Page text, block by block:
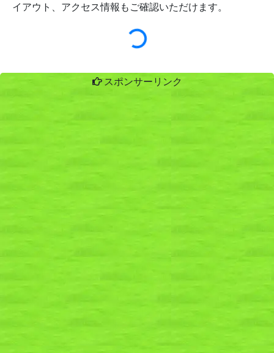
イアウト、アクセス情報もご確認いただけます。
スポンサーリンク